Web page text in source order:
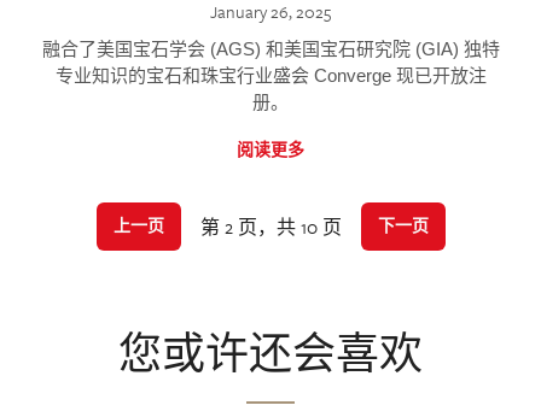
January 26, 2025
融合了美国宝石学会 (AGS) 和美国宝石研究院 (GIA) 独特
专业知识的宝石和珠宝行业盛会 Converge 现已开放注
册。
阅读更多
上一页 第 2 页，共 10 页 下一页
您或许还会喜欢